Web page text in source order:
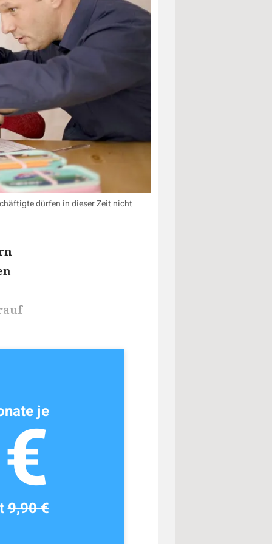
dürfen in dieser Zeit nicht
je
9,90 €